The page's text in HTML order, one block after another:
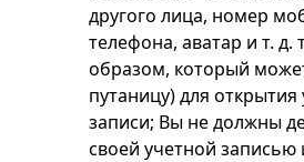
другого лица, номер
телефона, аватар и т. д.
образом, который
путаницу) для открытия
записи; Вы не должны
своей учетной записью